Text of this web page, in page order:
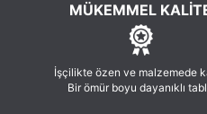
MÜKEMMEL
İşçilikte özen ve malzemede
Bir ömür boyu dayanıklı